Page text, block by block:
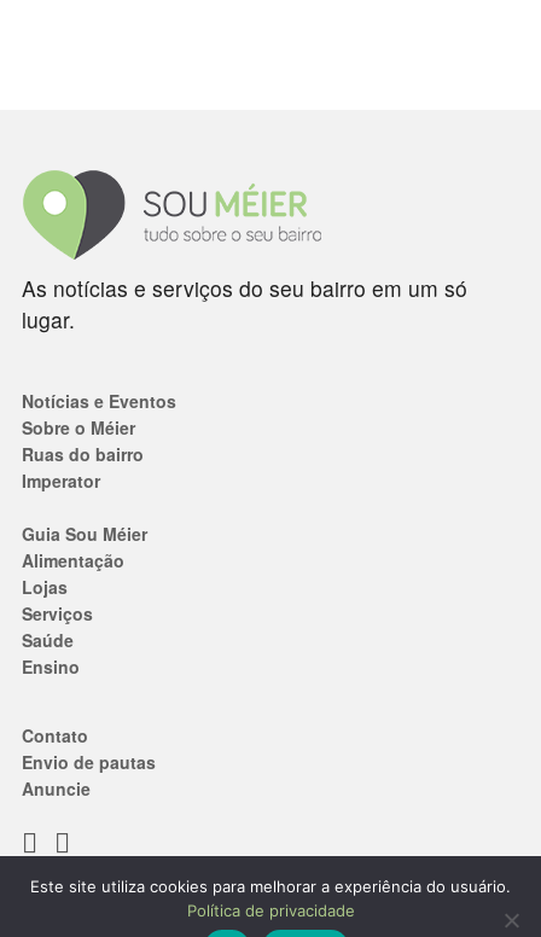
As notícias e serviços do seu bairro em um só
lugar.
Notícias e Eventos
Sobre o Méier
Ruas do bairro
Imperator
Guia Sou Méier
Alimentação
Lojas
Serviços
Saúde
Ensino
Contato
Envio de pautas
Anuncie
Termos de Uso|Política de privacidade
® 2019. Todos os direitos reservados.
Este site utiliza cookies para melhorar a experiência do usuário.
Política de privacidade